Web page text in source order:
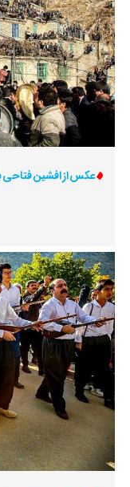
عکس از افشین فتاحی